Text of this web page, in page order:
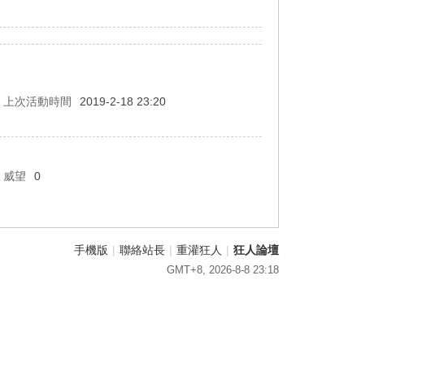
上次活動時間
2019-2-18 23:20
威望
0
手機版 | 聯絡站長 | 重灌狂人 | 狂人論壇
GMT+8, 2026-8-8 23:18